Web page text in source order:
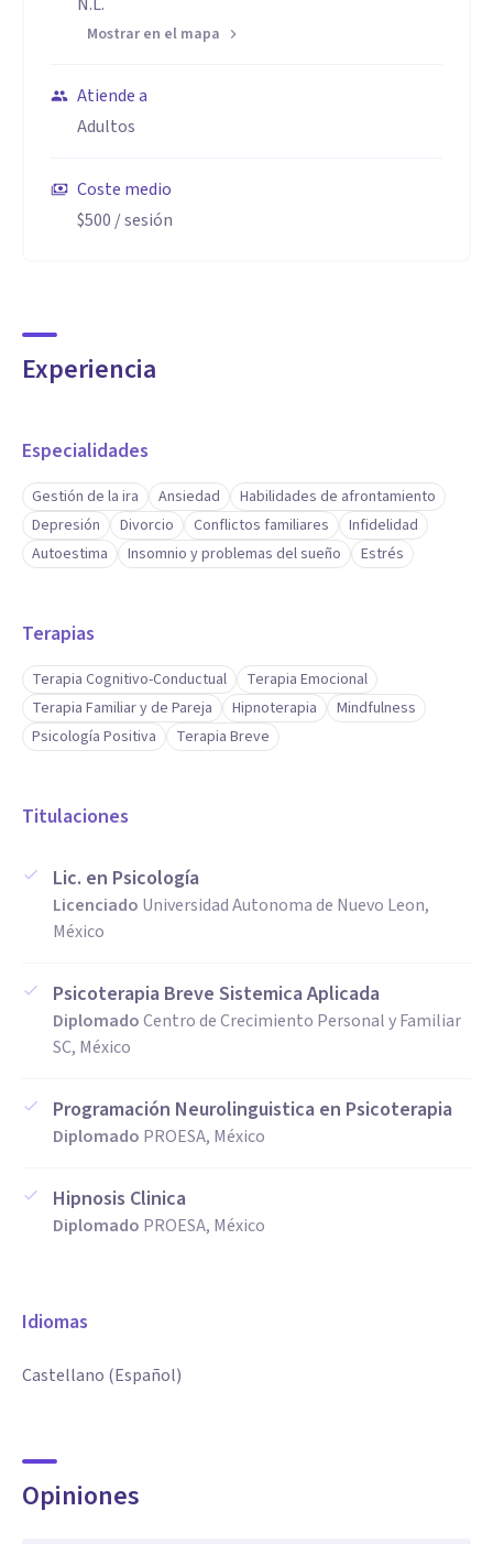
Mostrar en el mapa
Atiende a
Adultos
Coste medio
$500 / sesión
Experiencia
Especialidades
Gestión de la ira Ansiedad
Habilidades de afrontamiento
Depresión
Divorcio Conflictos familiares
Infidelidad
Autoestima
Insomnio y problemas del sueño Estrés
Terapias
Terapia Cognitivo-Conductual
Terapia Emocional
Terapia Familiar y de Pareja
Hipnoterapia
Mindfulness
Psicología Positiva
Terapia Breve
Titulaciones
Lic. en Psicología
Licenciado Universidad Autonoma de Nuevo Leon,
México
Psicoterapia Breve Sistemica Aplicada
DiplomadoCentro de Crecimiento Personal y Familiar
SC, México
Programación Neurolinguistica en Psicoterapia
Diplomado PROESA, México
Hipnosis Clinica
Diplomado PROESA, México
Idiomas
Castellano (Español)
Opiniones